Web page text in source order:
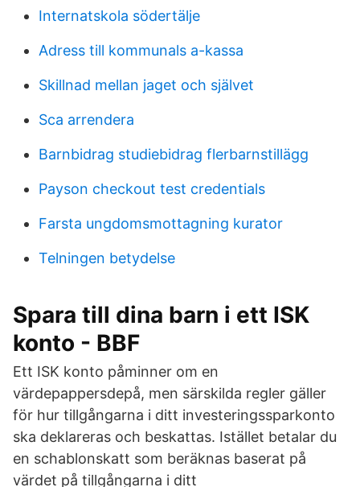
Internatskola södertälje
Adress till kommunals a-kassa
Skillnad mellan jaget och självet
Sca arrendera
Barnbidrag studiebidrag flerbarnstillägg
Payson checkout test credentials
Farsta ungdomsmottagning kurator
Telningen betydelse
Spara till dina barn i ett ISK
konto - BBF
Ett ISK konto påminner om en
värdepappersdepå, men särskilda regler gäller
för hur tillgångarna i ditt investeringssparkonto
ska deklareras och beskattas. Istället betalar du
en schablonskatt som beräknas baserat på
värdet på tillgångarna i ditt